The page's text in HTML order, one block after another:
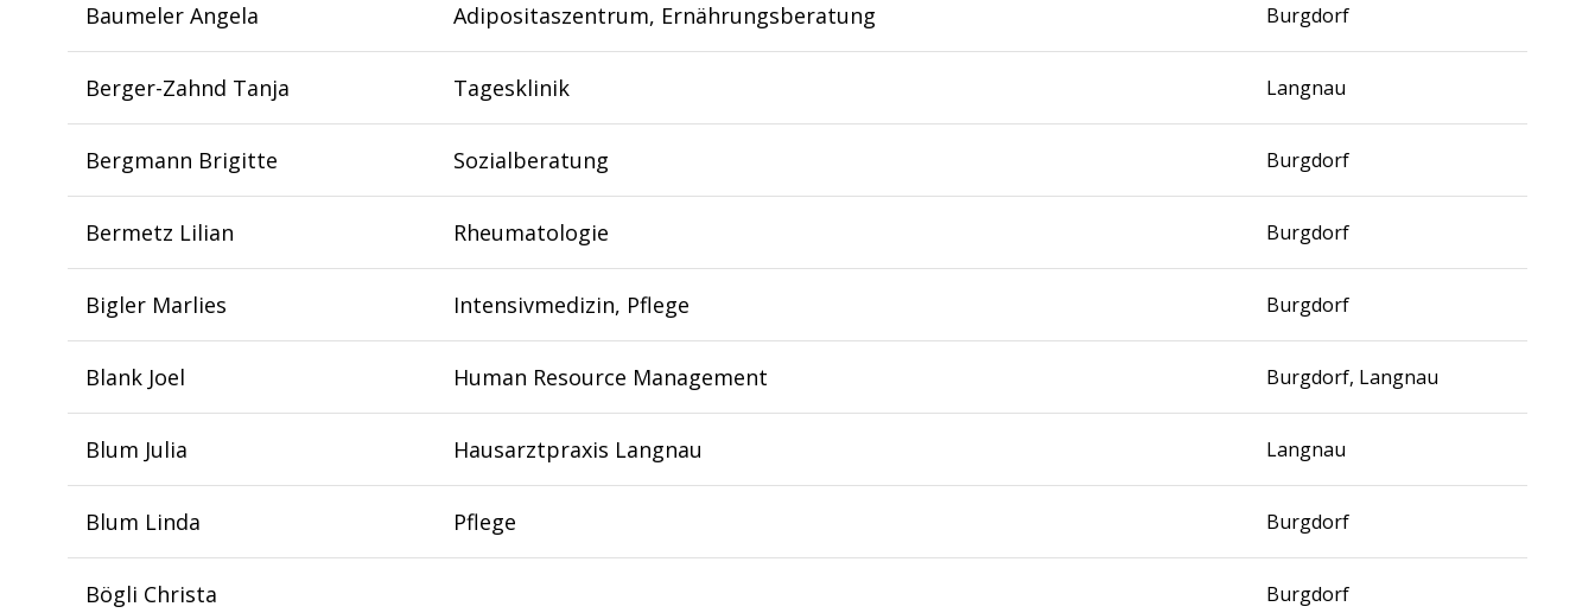
Baumeler Angela Adipositaszentrum, Ernährungsberatung Burgdorf
Berger-Zahnd Tanja Tagesklinik Langnau
Bergmann Brigitte Sozialberatung Burgdorf
Bermetz Lilian Rheumatologie Burgdorf
Bigler Marlies Intensivmedizin, Pflege Burgdorf
Blank Joel Human Resource Management Burgdorf, Langnau
Blum Julia Hausarztpraxis Langnau Langnau
Blum Linda Pflege Burgdorf
Bögli Christa Burgdorf